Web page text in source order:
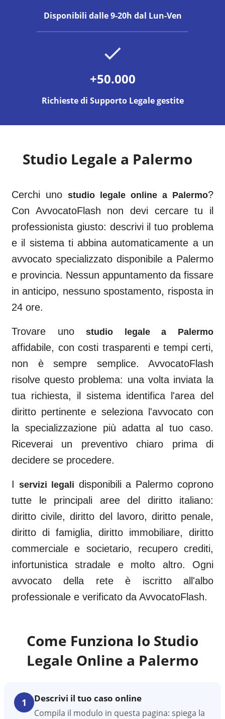
Disponibili dalle 9-20h dal Lun-Ven
+50.000
Richieste di Supporto Legale gestite
Studio Legale a Palermo
Cerchi uno studio legale online a Palermo?
Con AvvocatoFlash non devi cercare tu il
professionista giusto: descrivi il tuo problema
e il sistema ti abbina automaticamente a un
avvocato specializzato disponibile a Palermo
e provincia. Nessun appuntamento da fissare
in anticipo, nessuno spostamento, risposta in
24 ore.
Trovare unostudio legale a Palermo
affidabile, con costi trasparenti e tempi certi,
non è sempre semplice. AvvocatoFlash
risolve questo problema: una volta inviata la
tua richiesta, il sistema identifica l'area del
diritto pertinente e seleziona l'avvocato con
la specializzazione più adatta al tuo caso.
Riceverai un preventivo chiaro prima di
decidere se procedere.
I servizi legali disponibili a Palermo coprono
tutte le principali aree del diritto italiano:
diritto civile, diritto del lavoro, diritto penale,
diritto di famiglia, diritto immobiliare, diritto
commerciale e societario, recupero crediti,
infortunistica stradale e molto altro. Ogni
avvocato della rete è iscritto all'albo
professionale e verificato da AvvocatoFlash.
Come Funziona lo Studio
Legale Online a Palermo
1 Descrivi il tuo caso online
Compila il modulo in questa pagina: spiega la